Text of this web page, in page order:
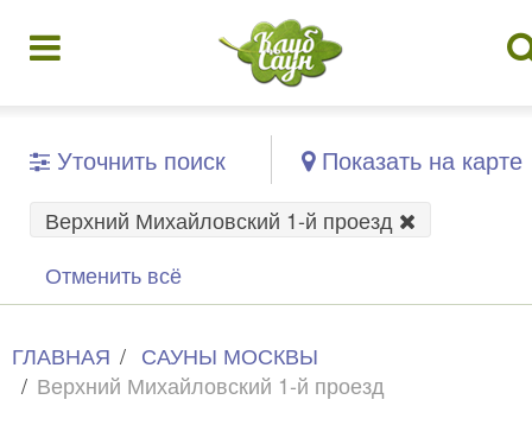
Уточнить поиск Показать на карте
Верхний Михайловский 1-й проезд
Отменить всё
ГЛАВНАЯ
САУНЫ МОСКВЫ
Верхний Михайловский 1-й проезд